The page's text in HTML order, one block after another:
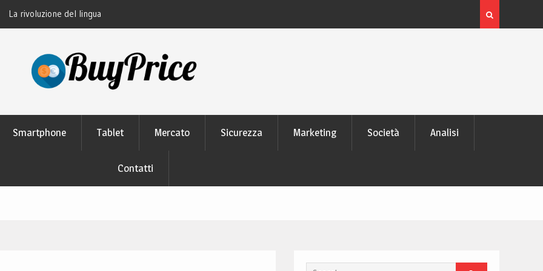
perché tutti lo
moderni
L’evoluzione delle schede video: dai pixel al Ray
moderno
Smartphone Tablet Mercato Sicurezza Marketing Società Analisi
Contatti